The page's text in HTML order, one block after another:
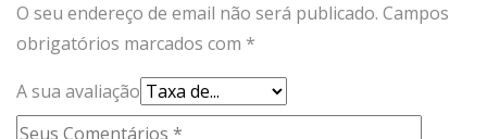
O seu endereço de email não será publicado. Campos
obrigatórios marcados com *
A sua avaliação